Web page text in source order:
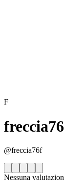
F
@freccia76f
Nessuna